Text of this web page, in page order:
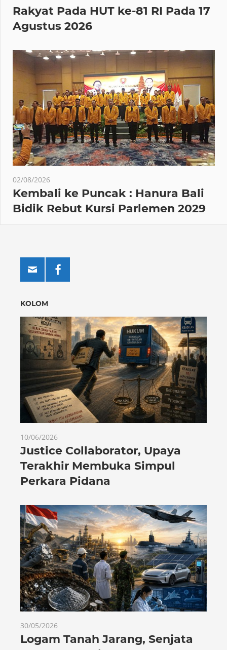
Rakyat Pada HUT ke-81 RI Pada 17
Agustus 2026
02/08/2026
Kembali ke Puncak : Hanura Bali
Bidik Rebut Kursi Parlemen 2029
KOLOM
10/06/2026
Justice Collaborator, Upaya
Terakhir Membuka Simpul
Perkara Pidana
30/05/2026
Logam Tanah Jarang, Senjata